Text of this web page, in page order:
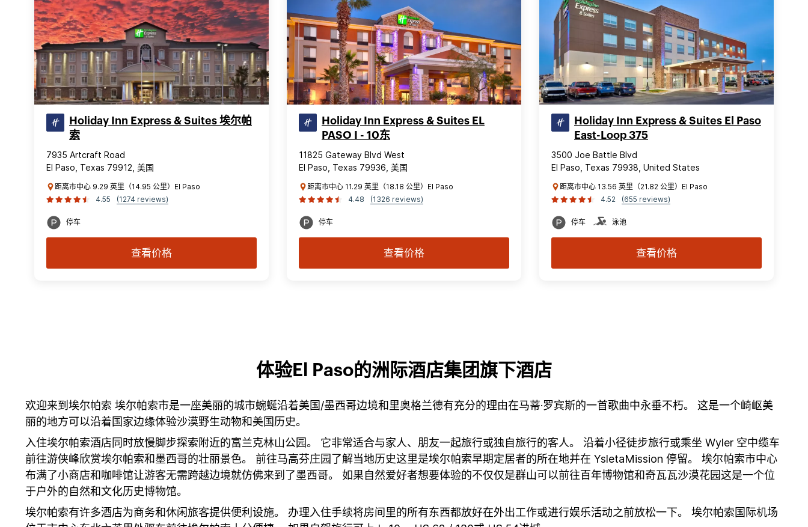
Holiday Inn Express & Suites 埃尔帕
索
7935 Artcraft Road
El Paso, Texas 79912, 美国
距离市中心 9.29 英里（14.95 公里）El Paso
4.55
(1274 reviews)
停车
查看价格
Holiday Inn Express & Suites EL
PASO I - 10东
11825 Gateway Blvd West
El Paso, Texas 79936, 美国
距离市中心 11.29 英里（18.18 公里）El Paso
4.48
(1326 reviews)
停车
查看价格
Holiday Inn Express & Suites El Paso
East-Loop 375
3500 Joe Battle Blvd
El Paso, Texas 79938, United States
距离市中心 13.56 英里（21.82 公里）El Paso
4.52
(655 reviews)
停车 泳池
查看价格
体验El Paso的洲际酒店集团旗下酒店
欢迎来到埃尔帕索 埃尔帕索市是一座美丽的城市蜿蜒沿着美国/墨西哥边境和里奥格兰德有充分的理由在马蒂·罗宾斯的一首歌曲中永垂不朽。 这是一个崎岖美
丽的地方可以沿着国家边缘体验沙漠野生动物和美国历史。
入住埃尔帕索酒店同时放慢脚步探索附近的富兰克林山公园。 它非常适合与家人、朋友一起旅行或独自旅行的客人。 沿着小径徒步旅行或乘坐 Wyler 空中缆车
前往游侠峰欣赏埃尔帕索和墨西哥的壮丽景色。 前往马高芬庄园了解当地历史这里是埃尔帕索早期定居者的所在地并在 YsletaMission 停留。 埃尔帕索市中心
布满了小商店和咖啡馆让游客无需跨越边境就仿佛来到了墨西哥。 如果自然爱好者想要体验的不仅仅是群山可以前往百年博物馆和奇瓦瓦沙漠花园这是一个位
于户外的自然和文化历史博物馆。
埃尔帕索有许多酒店为商务和休闲旅客提供便利设施。 办理入住手续将房间里的所有东西都放好在外出工作或进行娱乐活动之前放松一下。 埃尔帕索国际机场